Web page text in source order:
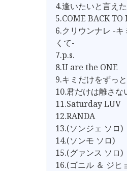
4.逢いたいと言え
5.COME BACK TO
6.クリウンナレ -キ
くて-
7.p.s.
8.U are the ONE
9.キミだけをずっと
10.君だけは離さな
11.Saturday LUV
12.RANDA
13.(ソンジェ ソロ)
14.(ソンモ ソロ)
15.(グァンス ソロ)
16.(ゴニル ＆ ジヒ